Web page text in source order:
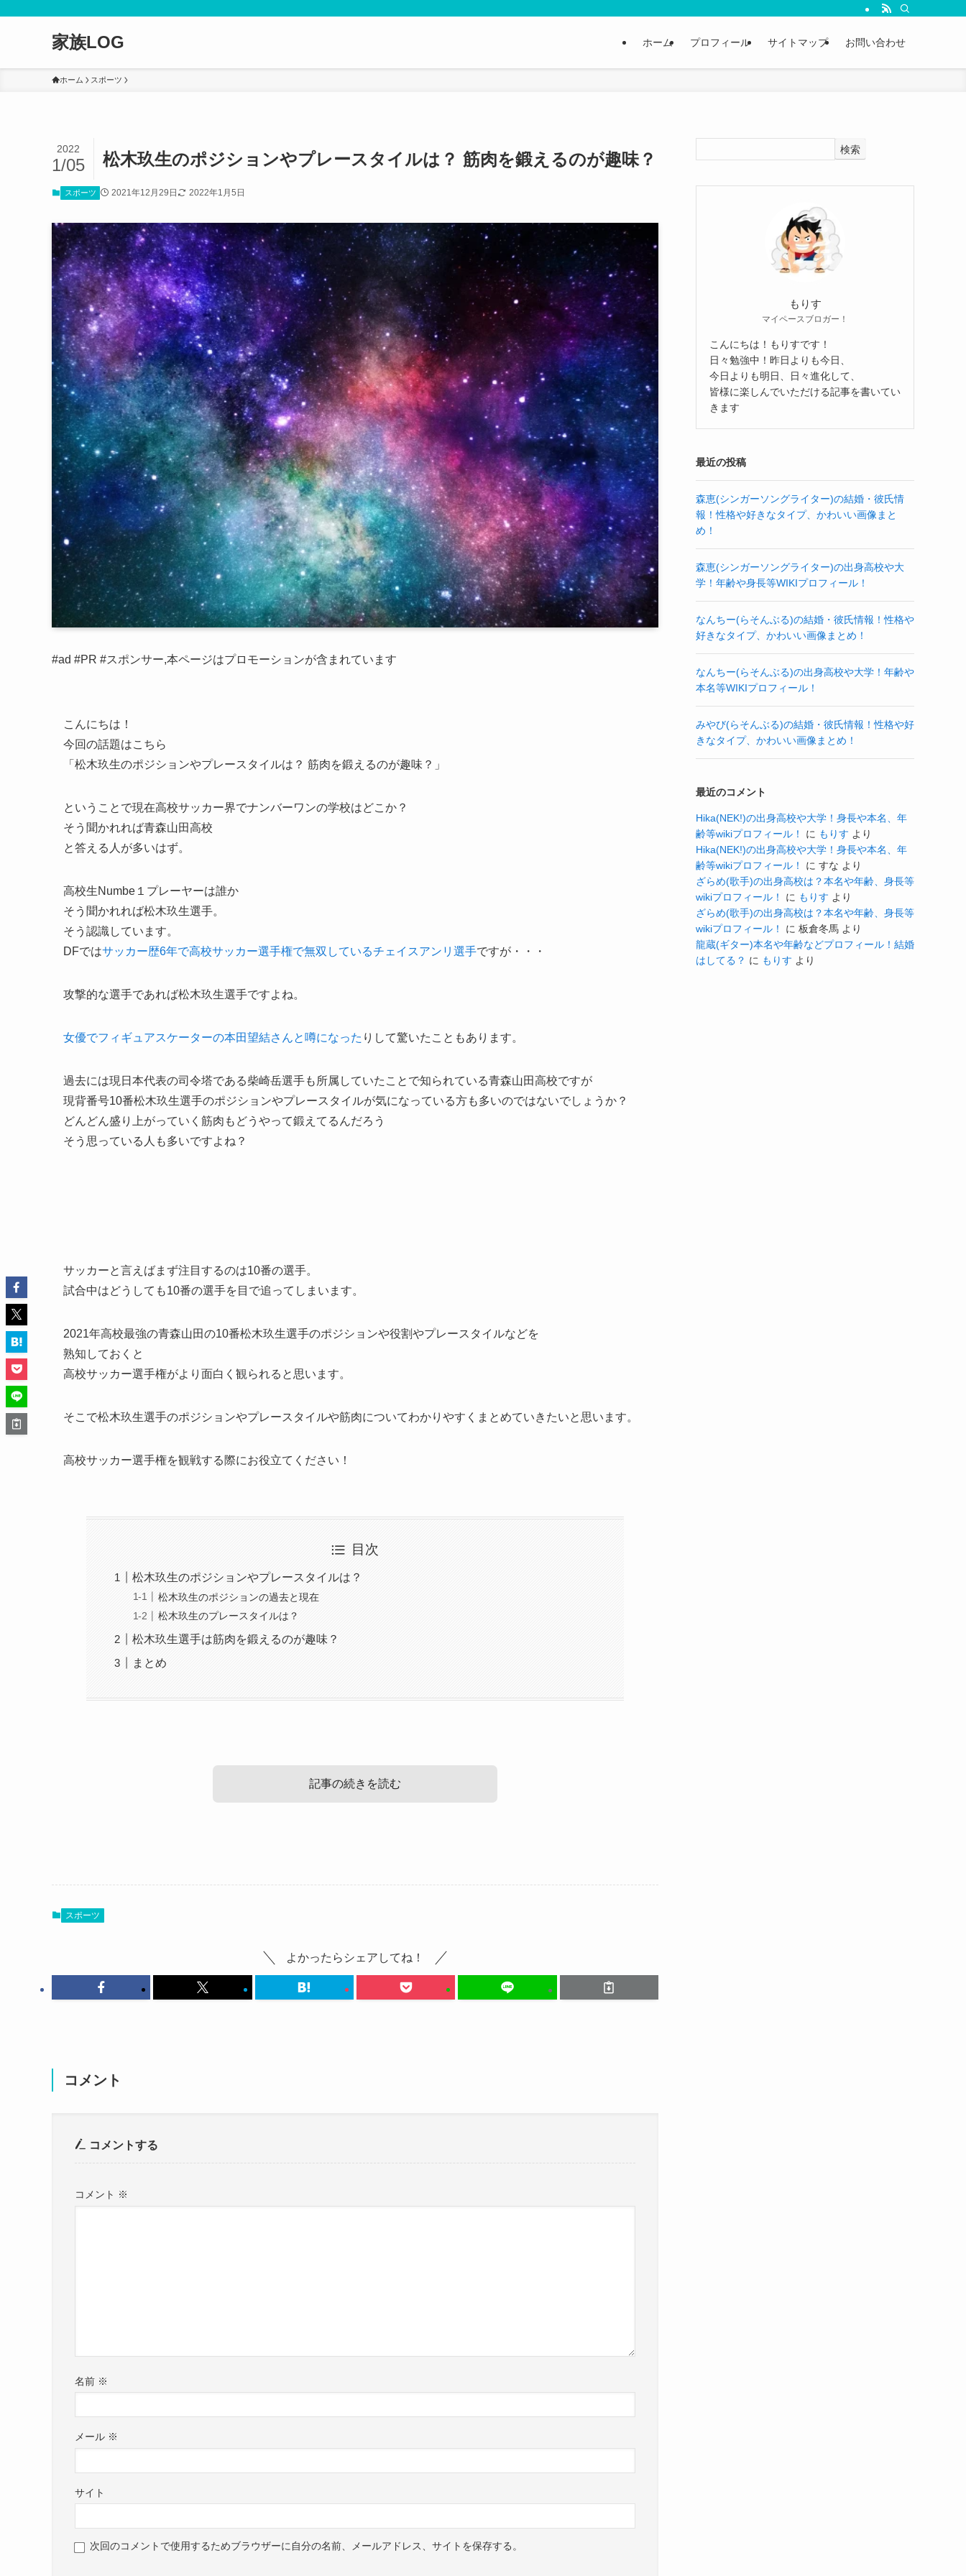
家族LOG ホーム プロフィール サイトマップ お問い合わせ
ホーム スポーツ
松木玖生のポジションやプレースタイルは？ 筋肉を鍛えるのが趣味？
2022
1/05
スポーツ 2021年12月29日 2022年1月5日
#ad #PR #スポンサー,本ページはプロモーションが含まれています
こんにちは！
今回の話題はこちら
「松木玖生のポジションやプレースタイルは？ 筋肉を鍛えるのが趣味？」
ということで現在高校サッカー界でナンバーワンの学校はどこか？
そう聞かれれば青森山田高校
と答える人が多いはず。
高校生Numbe１プレーヤーは誰か
そう聞かれれば松木玖生選手。
そう認識しています。
DFではサッカー歴6年で高校サッカー選手権で無双しているチェイスアンリ選手ですが・・・
攻撃的な選手であれば松木玖生選手ですよね。
女優でフィギュアスケーターの本田望結さんと噂になった りして驚いたこともあります。
過去には現日本代表の司令塔である柴崎岳選手も所属していたことで知られている青森山田高校ですが
現背番号10番松木玖生選手のポジションやプレースタイルが気になっている方も多いのではないでしょうか？
どんどん盛り上がっていく筋肉もどうやって鍛えてるんだろう
そう思っている人も多いですよね？
サッカーと言えばまず注目するのは10番の選手。
試合中はどうしても10番の選手を目で追ってしまいます。
2021年高校最強の青森山田の10番松木玖生選手のポジションや役割やプレースタイルなどを
熟知しておくと
高校サッカー選手権がより面白く観られると思います。
そこで松木玖生選手のポジションやプレースタイルや筋肉についてわかりやすくまとめていきたいと思います。
高校サッカー選手権を観戦する際にお役立てください！
目次
松木玖生のポジションやプレースタイルは？
松木玖生のポジションの過去と現在
松木玖生のプレースタイルは？
松木玖生選手は筋肉を鍛えるのが趣味？
まとめ
記事の続きを読む
憧れの選手は
という感じです。
4－2－3－1システムの右のボランチ
内定しているFC東京の高萩洋二郎選手を挙げていています。
年齢を重ねるごとにポジションを下げ
元々攻撃的な選手だけあって
スポーツ
よかったらシェアしてね！
コメント
コメントする
コメント ※
名前 ※
メール ※
サイト
次回のコメントで使用するためブラウザーに自分の名前、メールアドレス、サイトを保存する。
検索
もりす
マイペースブロガー！
こんにちは！もりすです！
日々勉強中！昨日よりも今日、
今日よりも明日、日々進化して、
皆様に楽しんでいただける記事を書いてい
きます
最近の投稿
森恵(シンガーソングライター)の結婚・彼氏情
報！性格や好きなタイプ、かわいい画像まと
め！
森恵(シンガーソングライター)の出身高校や大
学！年齢や身長等WIKIプロフィール！
なんちー(らそんぶる)の結婚・彼氏情報！性格や
好きなタイプ、かわいい画像まとめ！
なんちー(らそんぶる)の出身高校や大学！年齢や
本名等WIKIプロフィール！
みやび(らそんぶる)の結婚・彼氏情報！性格や好
きなタイプ、かわいい画像まとめ！
最近のコメント
Hika(NEK!)の出身高校や大学！身長や本名、年
齢等wikiプロフィール！
に もりす より
Hika(NEK!)の出身高校や大学！身長や本名、年
齢等wikiプロフィール！
に すな より
ざらめ(歌手)の出身高校は？本名や年齢、身長等
wikiプロフィール！
に もりす より
ざらめ(歌手)の出身高校は？本名や年齢、身長等
wikiプロフィール！
に 板倉冬馬 より
龍蔵(ギター)本名や年齢などプロフィール！結婚
はしてる？ に もりす より